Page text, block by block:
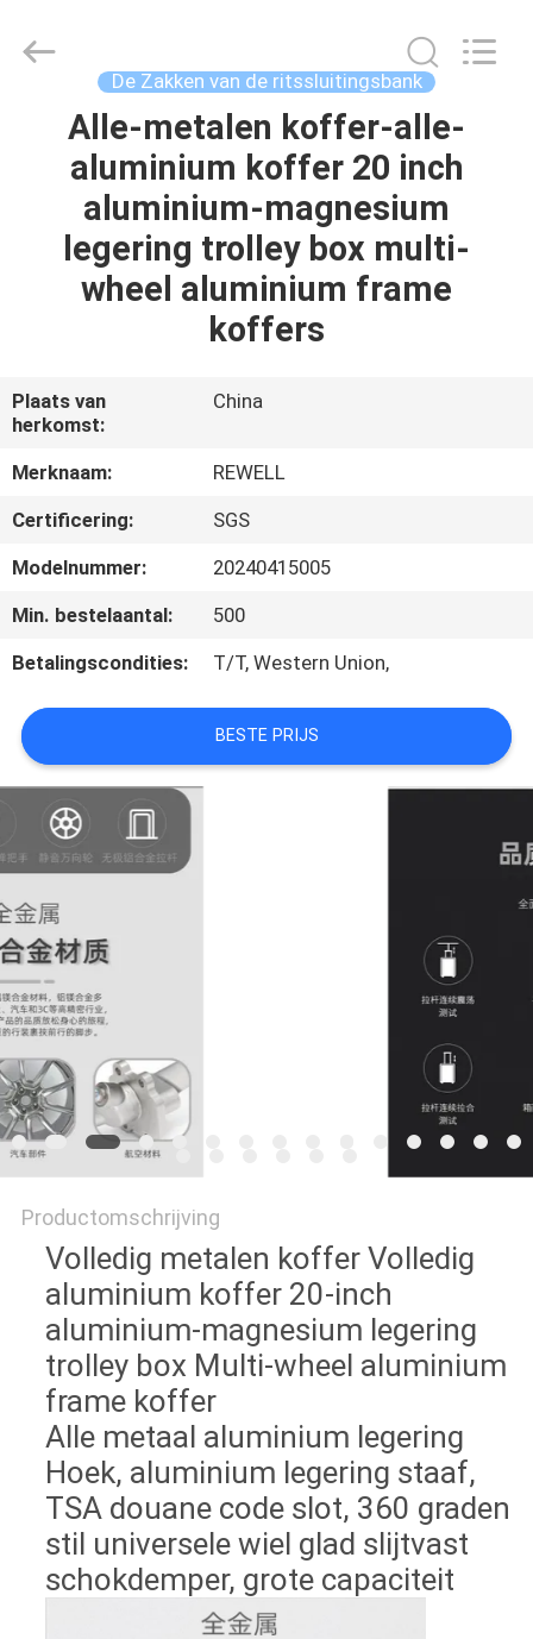
HUIS
PRODUCTEN
ONGEVEER
FABRIEKSREIS
KWALITEITSCONTROLE
PRIVACY
POLICY
Limited.
De Zakken van de ritssluitingsbank
Alle-metalen koffer-alle-
aluminium koffer 20 inch
aluminium-magnesium
legering trolley box multi-
wheel aluminium frame
koffers
Plaats van
herkomst:
China
Merknaam:
REWELL
Certificering:
SGS
Modelnummer:
20240415005
Min. bestelaantal:
500
Betalingscondities:
T/T, Western Union,
BESTE PRIJS
Productomschrijving
Volledig metalen koffer Volledig
aluminium koffer 20-inch
aluminium-magnesium legering
trolley box Multi-wheel aluminium
frame koffer
Alle metaal aluminium legering
Hoek, aluminium legering staaf,
TSA douane code slot, 360 graden
stil universele wiel glad slijtvast
schokdemper, grote capaciteit